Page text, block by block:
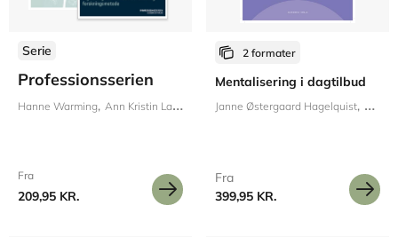
Serie
Professionsserien
Hanne Warming Ann Kristin Larsen Margit Harder Maria Appel Nissen
Fra
209,95 KR.
2 formater
Mentalisering i dagtilbud
Janne Østergaard Hagelquist
Fra
399,95 KR.